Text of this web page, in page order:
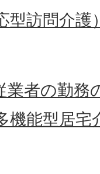
型訪問介
業者の勤務
機能型居宅